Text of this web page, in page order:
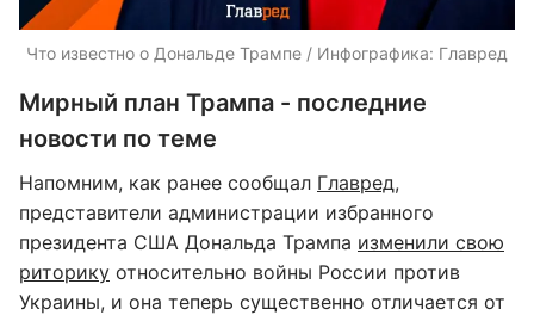
Что известно о Дональде Трампе / Инфографика: Главред
Мирный план Трампа - последние
новости по теме
Напомним, как ранее сообщал Главред,
представители администрации избранного
президента США Дональда Трампа изменили свою
риторику относительно войны России против
Украины, и она теперь существенно отличается от